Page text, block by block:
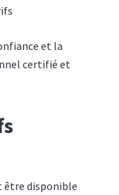
et la
certifié et
être disponible